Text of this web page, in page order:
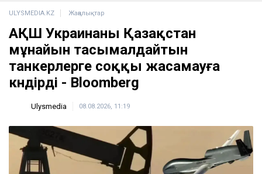
ULYSMEDIA.KZ Жаңалықтар
АҚШ Украинаны Қазақстан
мұнайын тасымалдайтын
танкерлерге соққы жасамауға
көндірді - Bloomberg
Ulysmedia 08.08.2026, 11:19